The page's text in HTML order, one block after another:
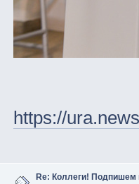
https://
Re: Коллеги! Подпишем